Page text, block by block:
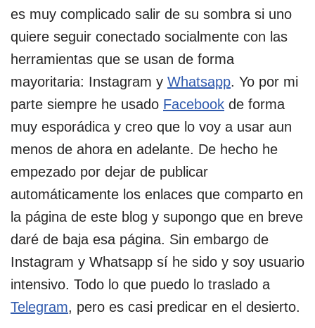
es muy complicado salir de su sombra si uno
quiere seguir conectado socialmente con las
herramientas que se usan de forma
mayoritaria: Instagram y Whatsapp. Yo por mi
parte siempre he usado Facebook de forma
muy esporádica y creo que lo voy a usar aun
menos de ahora en adelante. De hecho he
empezado por dejar de publicar
automáticamente los enlaces que comparto en
la página de este blog y supongo que en breve
daré de baja esa página. Sin embargo de
Instagram y Whatsapp sí he sido y soy usuario
intensivo. Todo lo que puedo lo traslado a
Telegram, pero es casi predicar en el desierto.